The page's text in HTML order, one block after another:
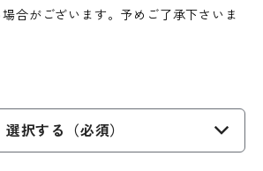
合がございます。予めご了承下さいま
選択する（必須）